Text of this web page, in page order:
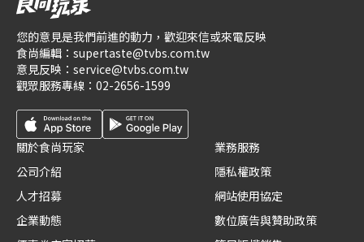
您的意見是我們前進的動力，歡迎來信或來電反映
食尚編輯： supertaste@tvbs.com.tw
意見反映： service@tvbs.com.tw
觀眾服務專線： 02-2656-1599
關於食尚玩家
公司介紹
人才招募
企業動態
業務服務
隱私權政策
網站使用協定
數位廣告與贊助政策